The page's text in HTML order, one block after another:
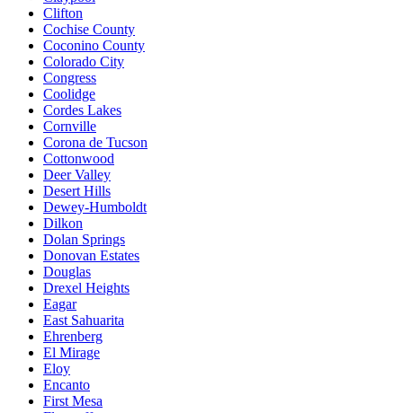
Clifton
Cochise County
Coconino County
Colorado City
Congress
Coolidge
Cordes Lakes
Cornville
Corona de Tucson
Cottonwood
Deer Valley
Desert Hills
Dewey-Humboldt
Dilkon
Dolan Springs
Donovan Estates
Douglas
Drexel Heights
Eagar
East Sahuarita
Ehrenberg
El Mirage
Eloy
Encanto
First Mesa